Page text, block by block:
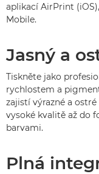
aplikací AirPrint
Mobile.
Jasný a
Tiskněte jako
rychlostem a
zajistí výrazné a
vysoké kvalitě až do
barvami.
Plná